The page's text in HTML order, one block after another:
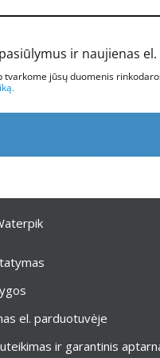
ir naujienas
jūsų duomenis
el. parduotuvėje
ir garantinis